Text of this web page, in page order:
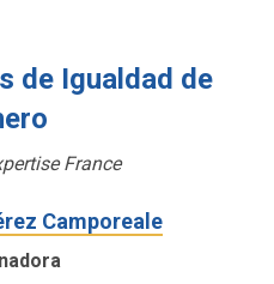
de Igualdad de
France
Camporeale